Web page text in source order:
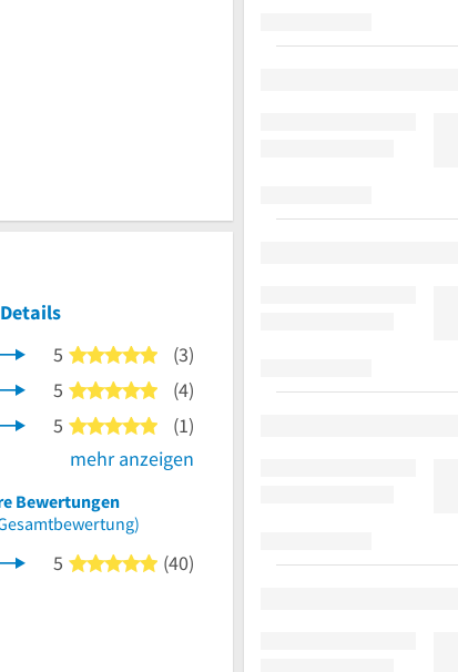
Details
5 5 von 5 Sternen
(3)
5 5 von 5 Sternen
(4)
5 5 von 5 Sternen
(1)
mehr anzeigen
Bewertungen
5 5 von 5 Sternen
(40)